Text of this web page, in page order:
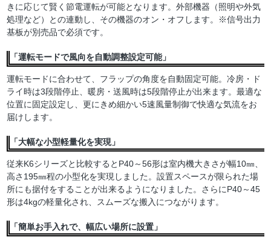
きに応じて賢く節電運転が可能となります。外部機器（照明や外気
処理など）との連動し、その機器のオン・オフします。※信号出力
基板が別売品で必須です。
「運転モードで風向を自動調整設定可能」
運転モードに合わせて、フラップの角度を自動固定可能。冷房・ド
ライ時は3段階停止、暖房・送風時は5段階停止が出来ます。最適な
位置に固定設定し、更にきめ細かい5速風量制御で快適な気流をお
届けします。
「大幅な小型軽量化を実現」
従来K6シリーズと比較するとP40～56形は室内機大きさが幅10㎜、
高さ195㎜程の小型化を実現しました。設置スペースが限られた場
所にも据付をすることが出来るようになりました。さらにP40～45
形は4kgの軽量化され、スムーズな搬入につながります。
「簡単お手入れで、幅広い場所に設置」